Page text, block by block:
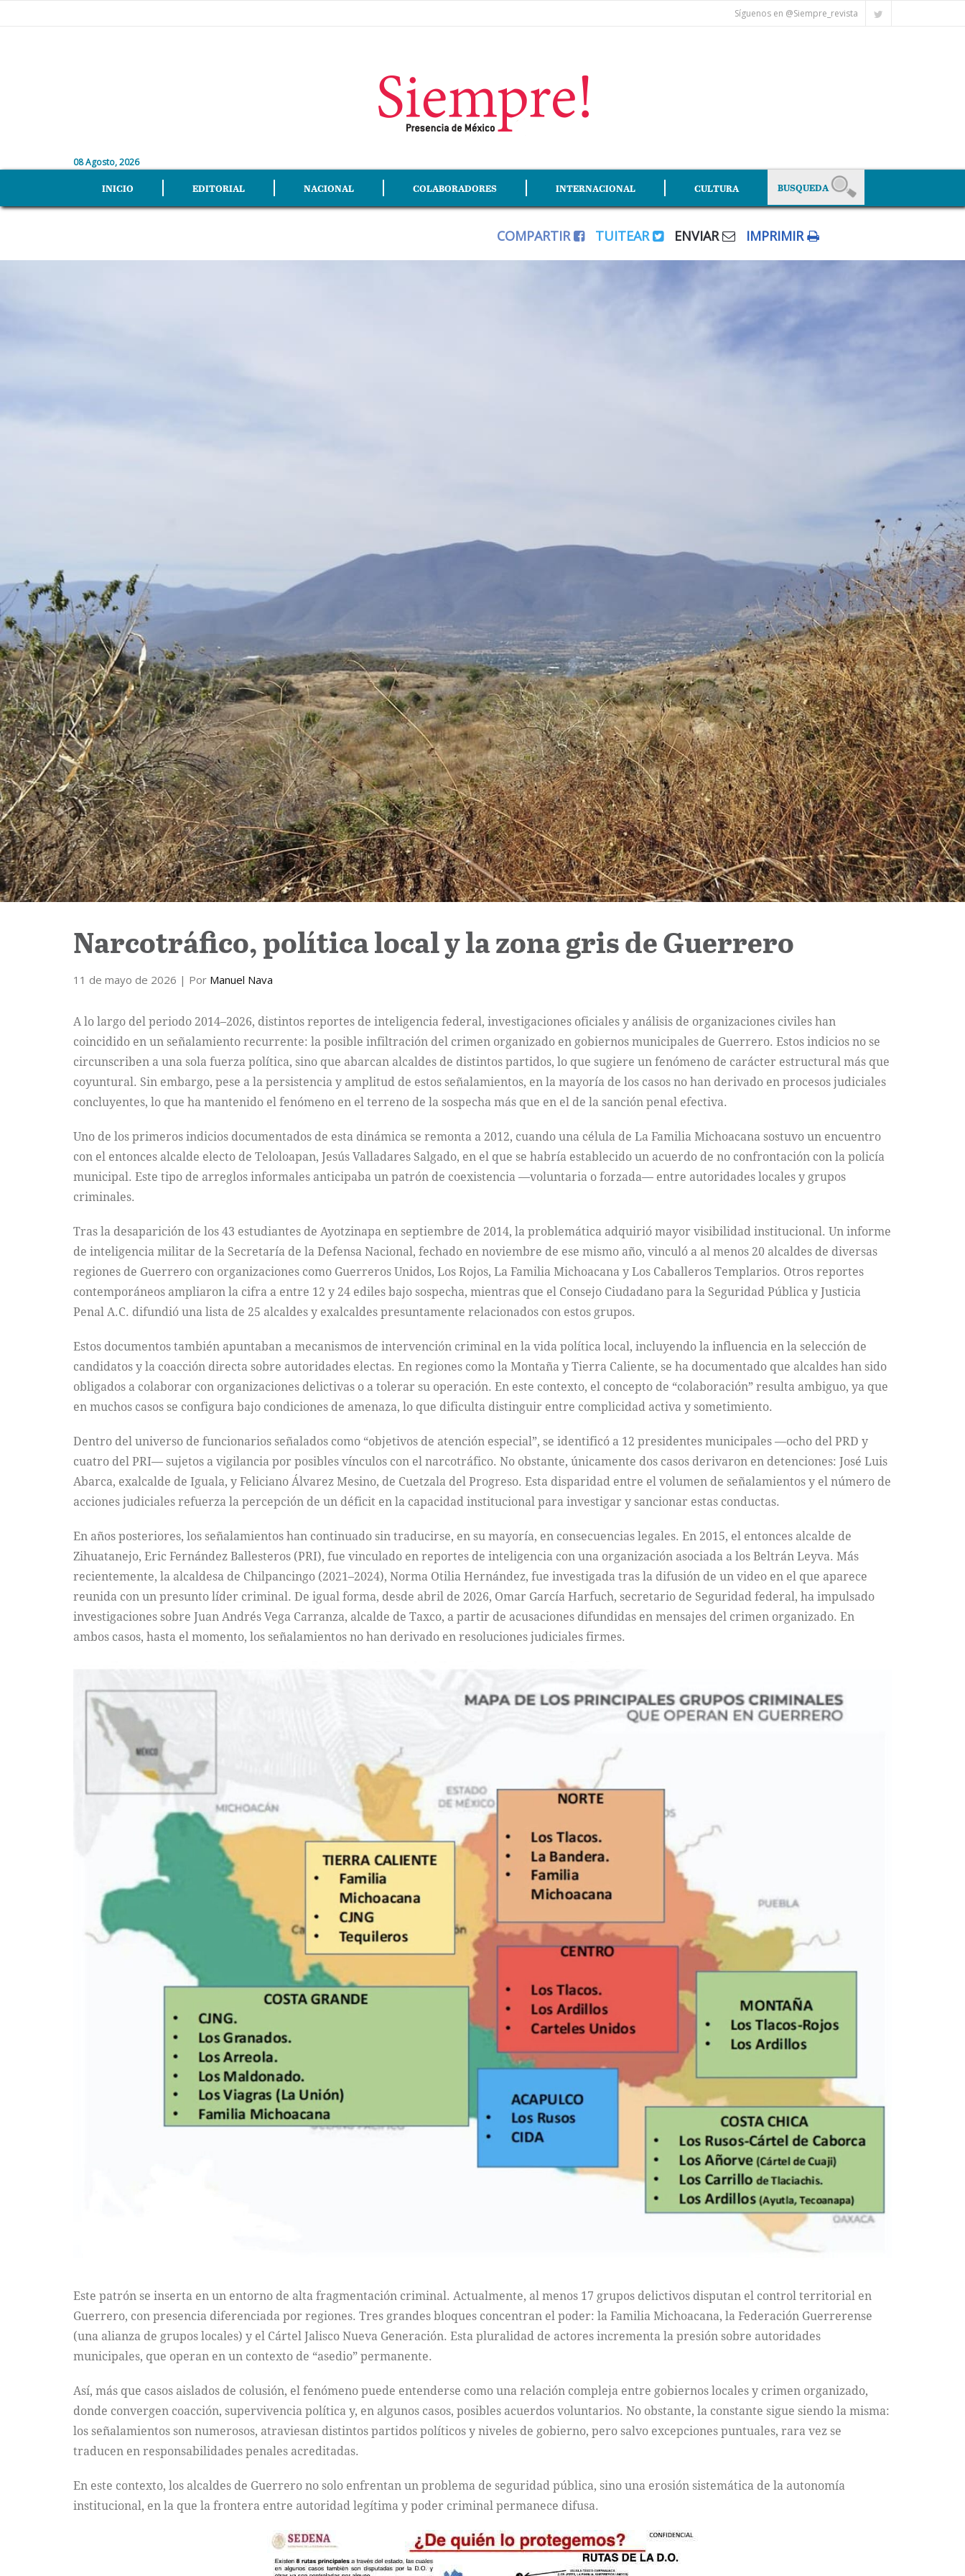
Síguenos en @Siempre_revista
08 Agosto, 2026
INICIO EDITORIAL NACIONAL COLABORADORES INTERNACIONAL CULTURA
COMPARTIR TUITEAR ENVIAR IMPRIMIR
Narcotráfico, política local y la zona gris de Guerrero
11 de mayo de 2026 | Por Manuel Nava
A lo largo del periodo 2014–2026, distintos reportes de inteligencia federal, investigaciones oficiales y análisis de organizaciones civiles han
coincidido en un señalamiento recurrente: la posible infiltración del crimen organizado en gobiernos municipales de Guerrero. Estos indicios no se
circunscriben a una sola fuerza política, sino que abarcan alcaldes de distintos partidos, lo que sugiere un fenómeno de carácter estructural más que
coyuntural. Sin embargo, pese a la persistencia y amplitud de estos señalamientos, en la mayoría de los casos no han derivado en procesos judiciales
concluyentes, lo que ha mantenido el fenómeno en el terreno de la sospecha más que en el de la sanción penal efectiva.
Uno de los primeros indicios documentados de esta dinámica se remonta a 2012, cuando una célula de La Familia Michoacana sostuvo un encuentro
con el entonces alcalde electo de Teloloapan, Jesús Valladares Salgado, en el que se habría establecido un acuerdo de no confrontación con la policía
municipal. Este tipo de arreglos informales anticipaba un patrón de coexistencia —voluntaria o forzada— entre autoridades locales y grupos
criminales.
Tras la desaparición de los 43 estudiantes de Ayotzinapa en septiembre de 2014, la problemática adquirió mayor visibilidad institucional. Un informe
de inteligencia militar de la Secretaría de la Defensa Nacional, fechado en noviembre de ese mismo año, vinculó a al menos 20 alcaldes de diversas
regiones de Guerrero con organizaciones como Guerreros Unidos, Los Rojos, La Familia Michoacana y Los Caballeros Templarios. Otros reportes
contemporáneos ampliaron la cifra a entre 12 y 24 ediles bajo sospecha, mientras que el Consejo Ciudadano para la Seguridad Pública y Justicia
Penal A.C. difundió una lista de 25 alcaldes y exalcaldes presuntamente relacionados con estos grupos.
Estos documentos también apuntaban a mecanismos de intervención criminal en la vida política local, incluyendo la influencia en la selección de
candidatos y la coacción directa sobre autoridades electas. En regiones como la Montaña y Tierra Caliente, se ha documentado que alcaldes han sido
obligados a colaborar con organizaciones delictivas o a tolerar su operación. En este contexto, el concepto de “colaboración” resulta ambiguo, ya que
en muchos casos se configura bajo condiciones de amenaza, lo que dificulta distinguir entre complicidad activa y sometimiento.
Dentro del universo de funcionarios señalados como “objetivos de atención especial”, se identificó a 12 presidentes municipales —ocho del PRD y
cuatro del PRI— sujetos a vigilancia por posibles vínculos con el narcotráfico. No obstante, únicamente dos casos derivaron en detenciones: José Luis
Abarca, exalcalde de Iguala, y Feliciano Álvarez Mesino, de Cuetzala del Progreso. Esta disparidad entre el volumen de señalamientos y el número de
acciones judiciales refuerza la percepción de un déficit en la capacidad institucional para investigar y sancionar estas conductas.
En años posteriores, los señalamientos han continuado sin traducirse, en su mayoría, en consecuencias legales. En 2015, el entonces alcalde de
Zihuatanejo, Eric Fernández Ballesteros (PRI), fue vinculado en reportes de inteligencia con una organización asociada a los Beltrán Leyva. Más
recientemente, la alcaldesa de Chilpancingo (2021–2024), Norma Otilia Hernández, fue investigada tras la difusión de un video en el que aparece
reunida con un presunto líder criminal. De igual forma, desde abril de 2026, Omar García Harfuch, secretario de Seguridad federal, ha impulsado
investigaciones sobre Juan Andrés Vega Carranza, alcalde de Taxco, a partir de acusaciones difundidas en mensajes del crimen organizado. En
ambos casos, hasta el momento, los señalamientos no han derivado en resoluciones judiciales firmes.
Este patrón se inserta en un entorno de alta fragmentación criminal. Actualmente, al menos 17 grupos delictivos disputan el control territorial en
Guerrero, con presencia diferenciada por regiones. Tres grandes bloques concentran el poder: la Familia Michoacana, la Federación Guerrerense
(una alianza de grupos locales) y el Cártel Jalisco Nueva Generación. Esta pluralidad de actores incrementa la presión sobre autoridades
municipales, que operan en un contexto de “asedio” permanente.
Así, más que casos aislados de colusión, el fenómeno puede entenderse como una relación compleja entre gobiernos locales y crimen organizado,
donde convergen coacción, supervivencia política y, en algunos casos, posibles acuerdos voluntarios. No obstante, la constante sigue siendo la misma:
los señalamientos son numerosos, atraviesan distintos partidos políticos y niveles de gobierno, pero salvo excepciones puntuales, rara vez se
traducen en responsabilidades penales acreditadas.
En este contexto, los alcaldes de Guerrero no solo enfrentan un problema de seguridad pública, sino una erosión sistemática de la autonomía
institucional, en la que la frontera entre autoridad legítima y poder criminal permanece difusa.